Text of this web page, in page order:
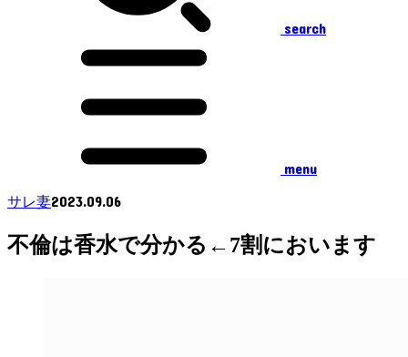
search
menu
サレ妻2023.09.06
不倫は香水で分かる←7割においます